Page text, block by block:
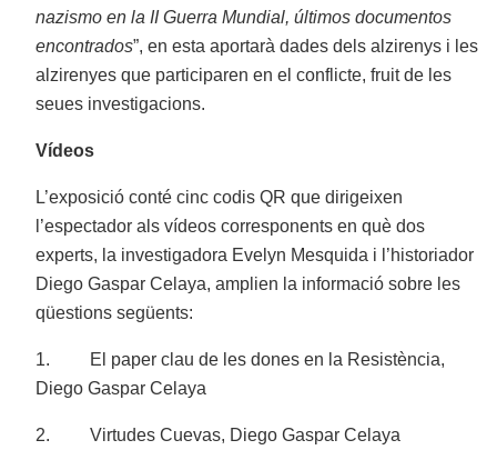
nazismo en la II Guerra Mundial, últimos documentos
encontrados”, en esta aportarà dades dels alzirenys i les
alzirenyes que participaren en el conflicte, fruit de les
seues investigacions.
Vídeos
L’exposició conté cinc codis QR que dirigeixen
l’espectador als vídeos corresponents en què dos
experts, la investigadora Evelyn Mesquida i l’historiador
Diego Gaspar Celaya, amplien la informació sobre les
qüestions següents:
1. El paper clau de les dones en la Resistència,
Diego Gaspar Celaya
2. Virtudes Cuevas, Diego Gaspar Celaya